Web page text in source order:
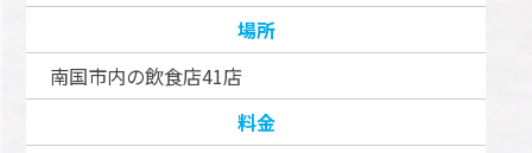
場所
南国市内の飲食店41店
料金